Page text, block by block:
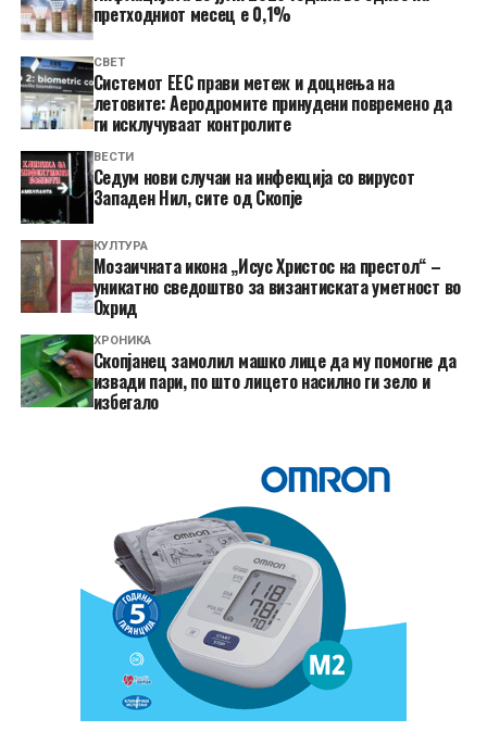
претходниот месец е 0,1%
СВЕТ
Системот ЕЕС прави метеж и доцнења на
летовите: Аеродромите принудени повремено да
ги исклучуваат контролите
ВЕСТИ
Седум нови случаи на инфекција со вирусот
Западен Нил, сите од Скопје
КУЛТУРА
Мозаичната икона „Исус Христос на престол“ –
уникатно сведоштво за византиската уметност во
Охрид
ХРОНИКА
Скопјанец замолил машко лице да му помогне да
извади пари, по што лицето насилно ги зело и
избегало